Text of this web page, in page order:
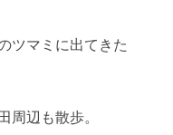
ツマミに出てきた
周辺も散歩。